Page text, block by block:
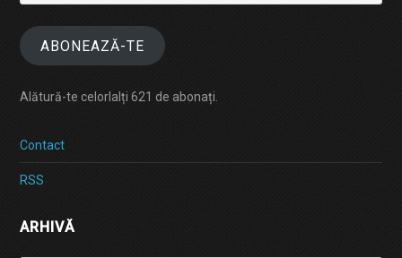
email
ABONEAZĂ-TE
Alătură-te celorlalți 621 de abonați.
Contact
RSS
ARHIVĂ